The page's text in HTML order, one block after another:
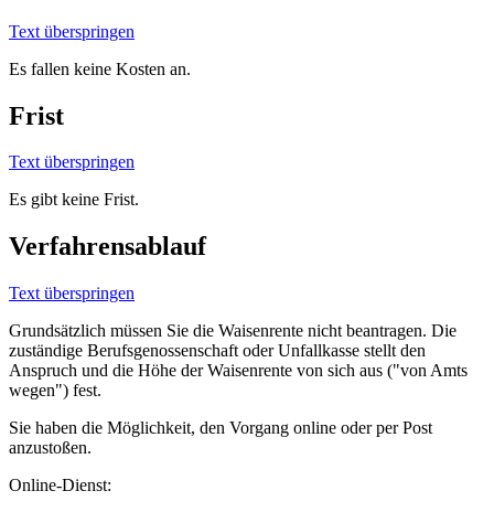
Text überspringen
Es fallen keine Kosten an.
Frist
Text überspringen
Es gibt keine Frist.
Verfahrensablauf
Text überspringen
Grundsätzlich müssen Sie die Waisenrente nicht beantragen. Die
zuständige Berufsgenossenschaft oder Unfallkasse stellt den
Anspruch und die Höhe der Waisenrente von sich aus ("von Amts
wegen") fest.
Sie haben die Möglichkeit, den Vorgang online oder per Post
anzustoßen.
Online-Dienst: